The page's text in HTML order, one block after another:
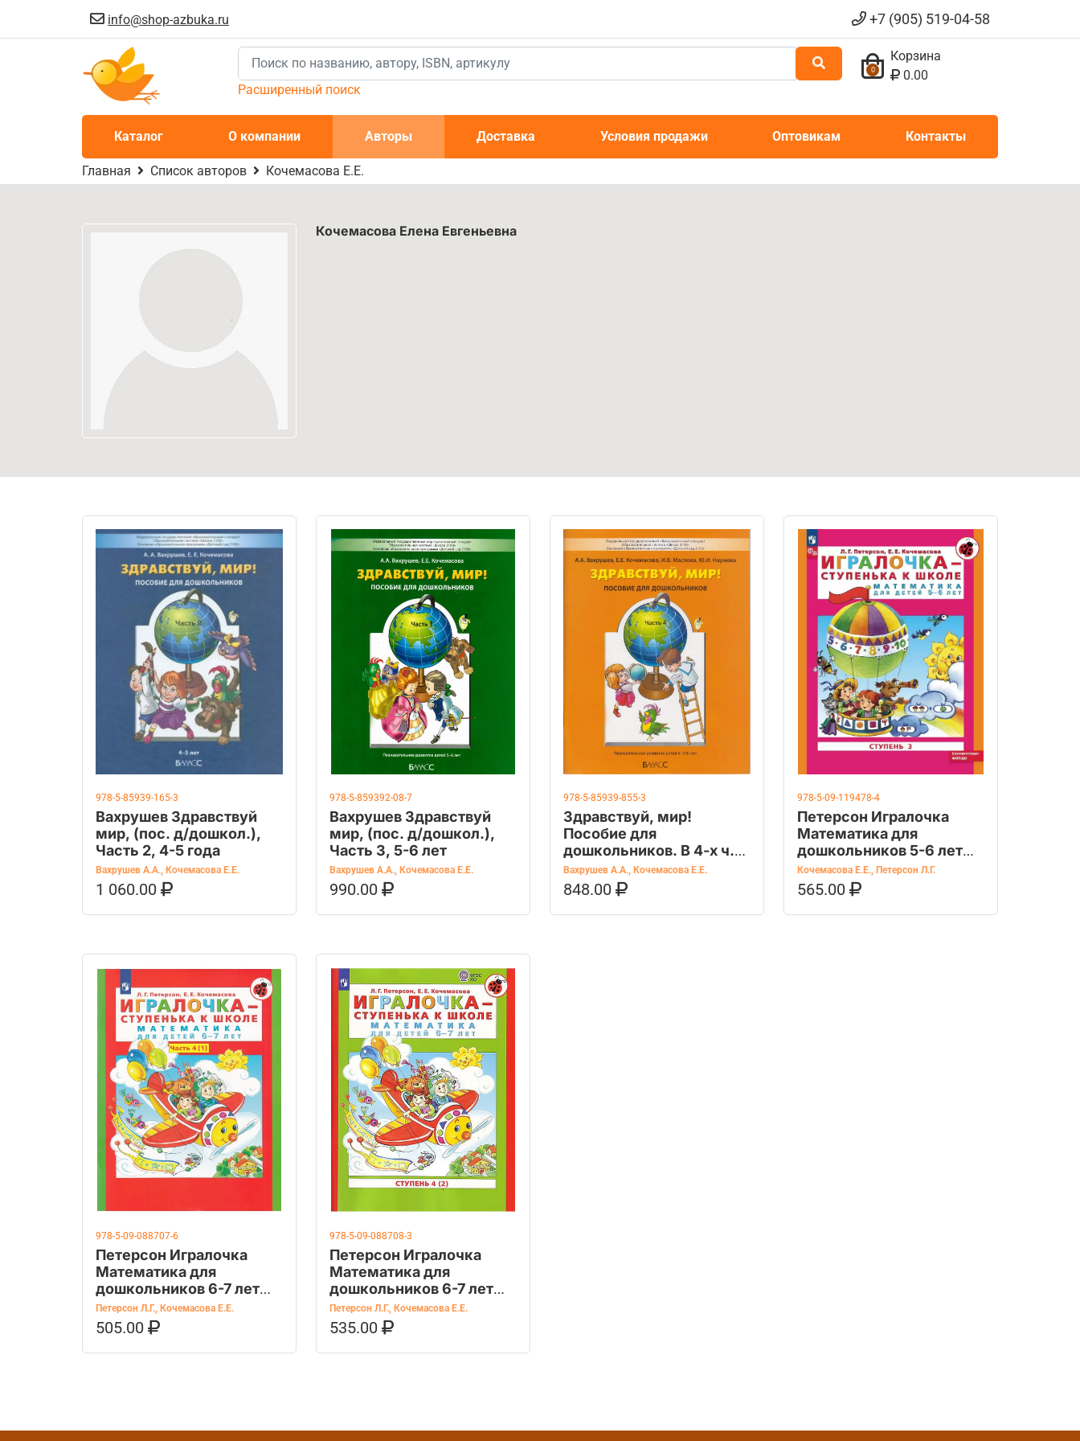
info@shop-azbuka.ru +7 (905) 519-04-58
Расширенный поиск
0
Корзина
0.00
Каталог О компании Авторы Доставка Условия продажи Оптовикам Контакты
Главная Список авторов Кочемасова Е.Е.
Кочемасова Елена Евгеньевна
978-5-85939-165-3
Вахрушев Здравствуй
мир, (пос. д/дошкол.),
Часть 2, 4-5 года
Вахрушев А.А., Кочемасова Е.Е.
1 060.00
В КОРЗИНУ
978-5-859392-08-7
Вахрушев Здравствуй
мир, (пос. д/дошкол.),
Часть 3, 5-6 лет
Вахрушев А.А., Кочемасова Е.Е.
990.00
В КОРЗИНУ
978-5-85939-855-3
Здравствуй, мир!
Пособие для
дошкольников. В 4-х ч.
Часть 4 (6-7(8) лет)
Вахрушев А.А., Кочемасова Е.Е.
848.00
В КОРЗИНУ
978-5-09-119478-4
Петерсон Игралочка
Математика для
дошкольников 5-6 лет
ч.3 (Просв.)
Кочемасова Е.Е., Петерсон Л.Г.
565.00
В КОРЗИНУ
978-5-09-088707-6
Петерсон Игралочка
Математика для
дошкольников 6-7 лет
Ступенька к школе ч.4
(1)
Петерсон Л.Г., Кочемасова Е.Е.
505.00
В КОРЗИНУ
978-5-09-088708-3
Петерсон Игралочка
Математика для
дошкольников 6-7 лет
Ступенька к школе ч.4
(2)
Петерсон Л.Г., Кочемасова Е.Е.
535.00
В КОРЗИНУ